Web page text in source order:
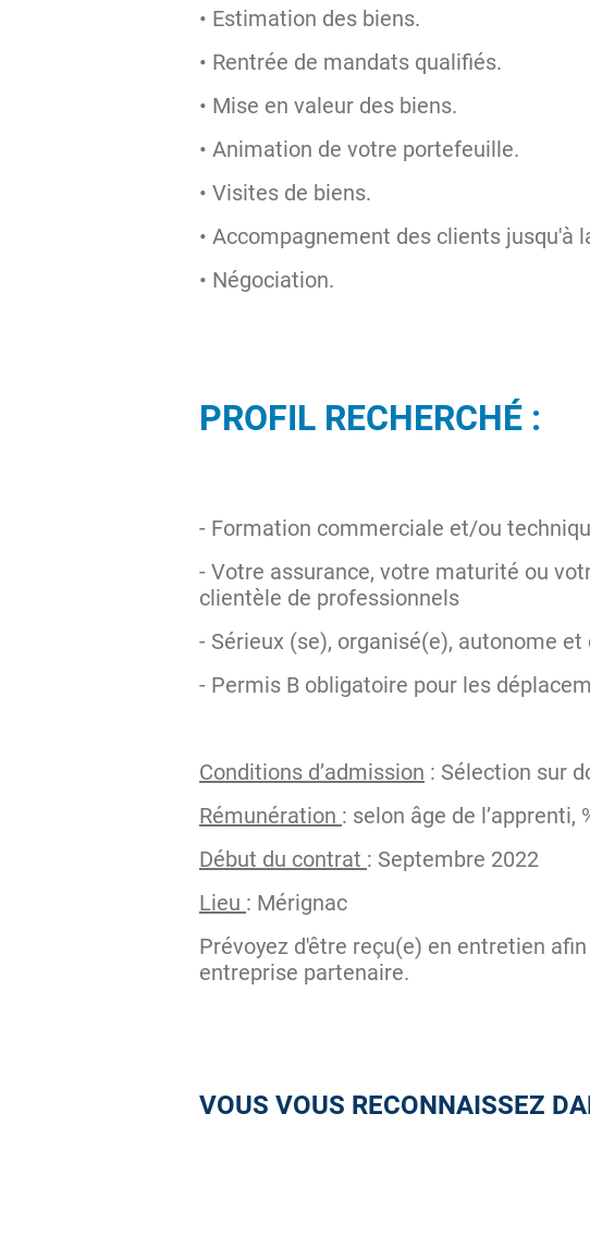
• Estimation des biens.
• Rentrée de mandats qualifiés.
• Mise en valeur des biens.
• Animation de votre portefeuille.
• Visites de biens.
• Accompagnement des clients jusqu'à
• Négociation.
PROFIL RECHERCHÉ :
- Formation commerciale et/ou
- Votre assurance, votre maturité ou
clientèle de professionnels
- Sérieux (se), organisé(e), autonome et
- Permis B obligatoire pour les
Conditions d’admission : Sélection sur
Rémunération : selon âge de
Début du contrat : Septembre 2022
Lieu : Mérignac
Prévoyez d'être reçu(e) en entretien
entreprise partenaire.
VOUS VOUS RECONNAISSEZ